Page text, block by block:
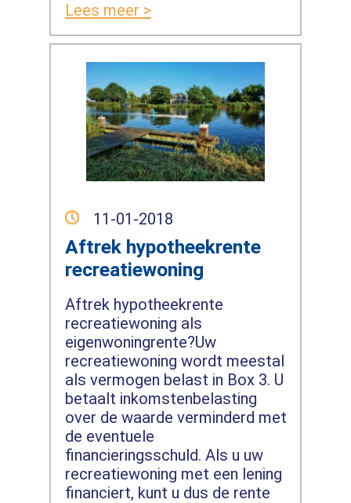
Lees meer >
11-01-2018
Aftrek hypotheekrente
recreatiewoning
Aftrek hypotheekrente
recreatiewoning als
eigenwoningrente?Uw
recreatiewoning wordt meestal
als vermogen belast in Box 3. U
betaalt inkomstenbelasting
over de waarde verminderd met
de eventuele
financieringsschuld. Als u uw
recreatiewoning met een lening
financiert, kunt u dus de rente